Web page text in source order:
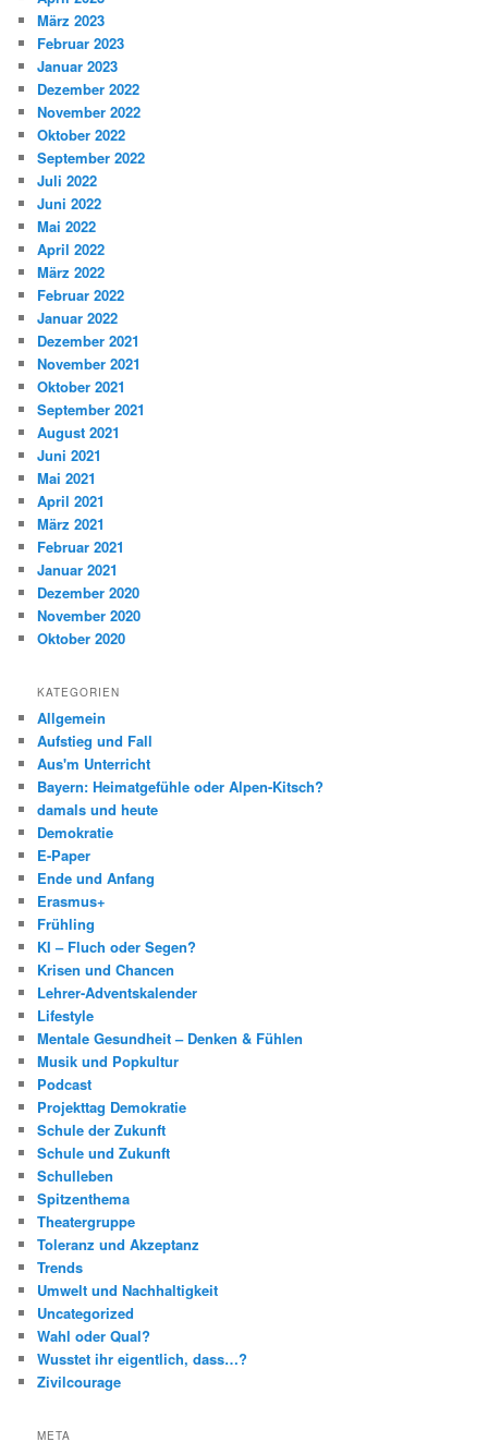
März 2023
Februar 2023
Januar 2023
Dezember 2022
November 2022
Oktober 2022
September 2022
Juli 2022
Juni 2022
Mai 2022
April 2022
März 2022
Februar 2022
Januar 2022
Dezember 2021
November 2021
Oktober 2021
September 2021
August 2021
Juni 2021
Mai 2021
April 2021
März 2021
Februar 2021
Januar 2021
Dezember 2020
November 2020
Oktober 2020
KATEGORIEN
Allgemein
Aufstieg und Fall
Aus'm Unterricht
Bayern: Heimatgefühle oder Alpen-Kitsch?
damals und heute
Demokratie
E-Paper
Ende und Anfang
Erasmus+
Frühling
KI – Fluch oder Segen?
Krisen und Chancen
Lehrer-Adventskalender
Lifestyle
Mentale Gesundheit – Denken & Fühlen
Musik und Popkultur
Podcast
Projekttag Demokratie
Schule der Zukunft
Schule und Zukunft
Schulleben
Spitzenthema
Theatergruppe
Toleranz und Akzeptanz
Trends
Umwelt und Nachhaltigkeit
Uncategorized
Wahl oder Qual?
Wusstet ihr eigentlich, dass…?
Zivilcourage
META